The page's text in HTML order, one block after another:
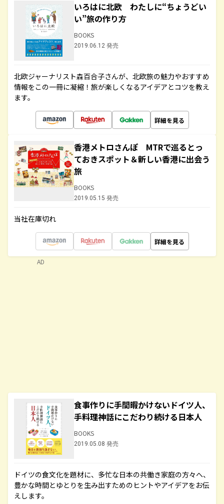
いろはに北欧 わたしに“ちょうどい
い”旅の作り方
BOOKS
2019.06.12 発売
北欧ジャーナリスト森百合子さんが、北欧旅の魅力やおすすめ
情報をこの一冊に凝縮！旅が楽しくなるアイデアとコツを教え
ます。
詳細を見る
香港メトロさんぽ MTRで巡るとっ
ておきスポット＆新しい香港に出会う
旅
BOOKS
2019.05.15 発売
当社在庫切れ
詳細を見る
食事作りに手間暇かけないドイツ人、
手料理神話にこだわり続ける日本人
BOOKS
2019.05.08 発売
ドイツの食文化を題材に、多忙な日本の共働き家庭の方々へ、
豊かな時間とゆとりを生み出すためのヒントやアイデアをお伝
えします。
AD